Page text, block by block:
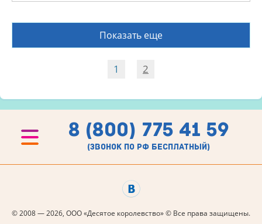
Показать еще
1 2
8 (800) 775 41 59
(звонок по рф бесплатный)
© 2008 — 2026, ООО «Десятое королевство» © Все права защищены.